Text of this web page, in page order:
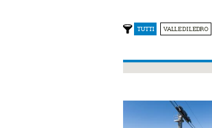
TUTTI VALLE DI LEDRO